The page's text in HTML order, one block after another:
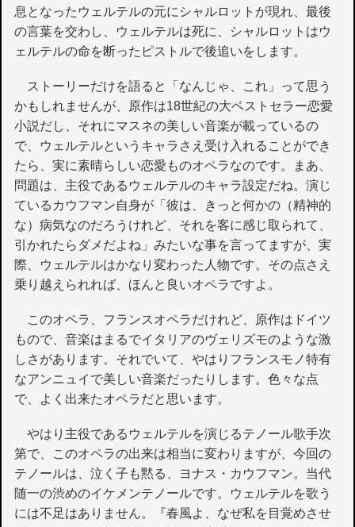
息となったウェルテルの元にシャルロットが現れ、最後
の言葉を交わし、ウェルテルは死に、シャルロットはウ
ェルテルの命を断ったピストルで後追いをします。
ストーリーだけを語ると「なんじゃ、これ」って思う
かもしれませんが、原作は18世紀の大ベストセラー恋愛
小説だし、それにマスネの美しい音楽が載っているの
で、ウェルテルというキャラさえ受け入れることができ
たら、実に素晴らしい恋愛ものオペラなのです。まあ、
問題は、主役であるウェルテルのキャラ設定だね。演じ
ているカウフマン自身が「彼は、きっと何かの（精神的
な）病気なのだろうけれど、それを客に感じ取られて、
引かれたらダメだよね」みたいな事を言ってますが、実
際、ウェルテルはかなり変わった人物です。その点さえ
乗り越えられれば、ほんと良いオペラですよ。
このオペラ、フランスオペラだけれど、原作はドイツ
もので、音楽はまるでイタリアのヴェリズモのような激
しさがあります。それでいて、やはりフランスモノ特有
なアンニュイで美しい音楽だったりします。色々な点
で、よく出来たオペラだと思います。
やはり主役であるウェルテルを演じるテノール歌手次
第で、このオペラの出来は相当に変わりますが、今回の
テノールは、泣く子も黙る、ヨナス・カウフマン。当代
随一の渋めのイケメンテノールです。ウェルテルを歌う
には不足はありません。『春風よ、なぜ私を目覚めさせ